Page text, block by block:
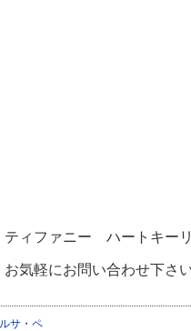
ティファニー ハートキー
お気軽にお問い合わせ下さ
サ・ペ